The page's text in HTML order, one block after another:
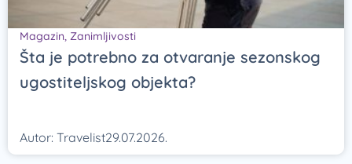
Magazin, Zanimljivosti
Šta je potrebno za otvaranje sezonskog
ugostiteljskog objekta?
Autor: Travelist29.07.2026.